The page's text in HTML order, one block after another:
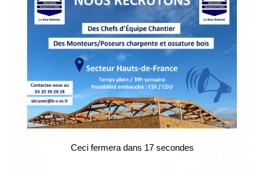
Ceci fermera dans 17secondes